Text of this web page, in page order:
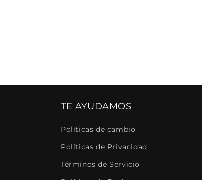
TE AYUDAMOS
Políticas de cambio
Políticas de Privacidad
Términos de Servicio